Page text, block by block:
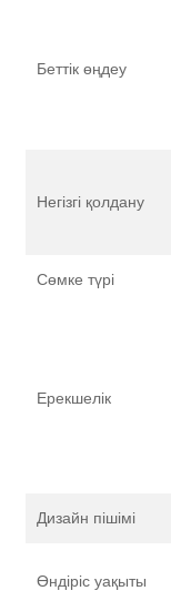
Беттік өңдеу
Негізгі қолдану
Сөмке түрі
Ерекшелік
Дизайн пішімі
Өндіріс уақыты